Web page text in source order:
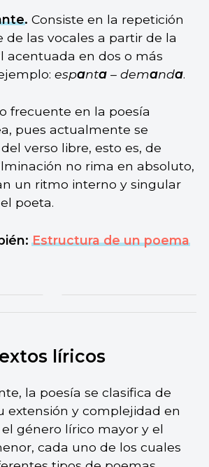
. Consiste en la repetición
de las vocales a partir de la
acentuada en dos o más
espanta– demanda.
frecuente en la poesía
pues actualmente se
verso libre, esto es, de
no rima en absoluto,
un ritmo interno y singular
poeta.
Estructura de un poema
líricos
la poesía se clasifica de
extensión y complejidad en
género lírico mayor y el
cada uno de los cuales